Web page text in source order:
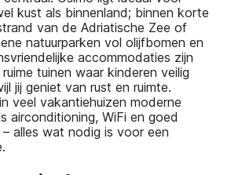
kust als binnenland; binnen korte
van de Adriatische Zee of
natuurparken vol olijfbomen en
accommodaties zijn
tuinen waar kinderen veilig
jij geniet van rust en ruimte.
veel vakantiehuizen moderne
airconditioning, WiFi en goed
alles wat nodig is voor een